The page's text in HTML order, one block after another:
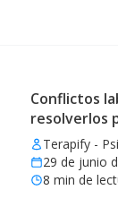
Conflictos
resolverlos
Terapify -
29 de junio
8 min de